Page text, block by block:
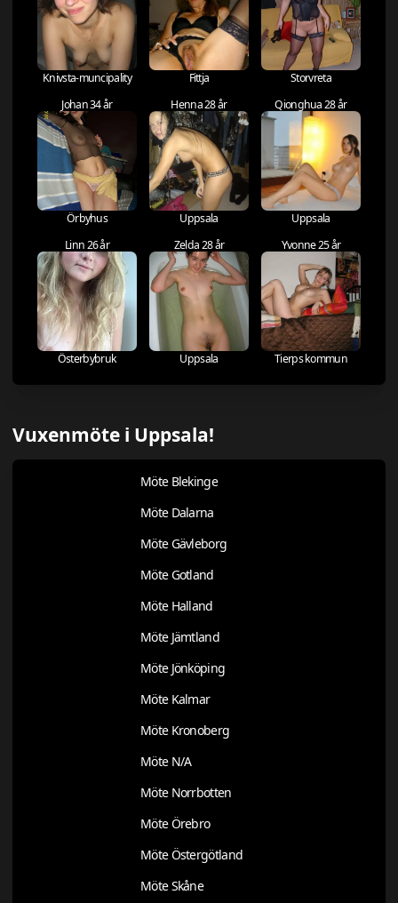
Knivsta-muncipality Fittja
Storvreta
Johan 34 år
Örbyhus
Henna 28 år
Uppsala
Qionghua 28 år
Uppsala
Linn 26 år
Österbybruk
Zelda 28 år
Uppsala
Yvonne 25 år
Tierps kommun
Vuxenmöte i Uppsala!
Möte Blekinge
Möte Dalarna
Möte Gävleborg
Möte Gotland
Möte Halland
Möte Jämtland
Möte Jönköping
Möte Kalmar
Möte Kronoberg
Möte N/A
Möte Norrbotten
Möte Örebro
Möte Östergötland
Möte Skåne